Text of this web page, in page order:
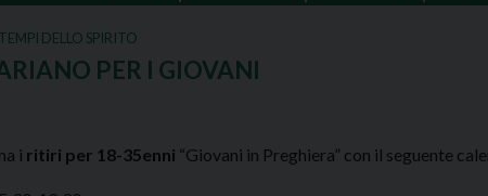
DELLO SPIRITO
PER I GIOVANI
i ritiri per 18-35enni “Giovani in Preghiera” con il seguente